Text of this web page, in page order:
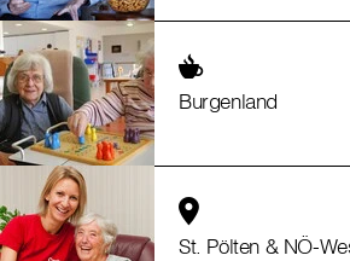
Burgenland
St. Pölten & NÖ-